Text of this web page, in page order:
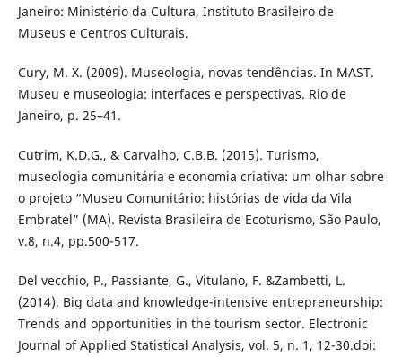
Janeiro: Ministério da Cultura, Instituto Brasileiro de
Museus e Centros Culturais.
Cury, M. X. (2009). Museologia, novas tendências. In MAST.
Museu e museologia: interfaces e perspectivas. Rio de
Janeiro, p. 25–41.
Cutrim, K.D.G., & Carvalho, C.B.B. (2015). Turismo,
museologia comunitária e economia criativa: um olhar sobre
o projeto “Museu Comunitário: histórias de vida da Vila
Embratel” (MA). Revista Brasileira de Ecoturismo, São Paulo,
v.8, n.4, pp.500-517.
Del vecchio, P., Passiante, G., Vitulano, F. &Zambetti, L.
(2014). Big data and knowledge-intensive entrepreneurship:
Trends and opportunities in the tourism sector. Electronic
Journal of Applied Statistical Analysis, vol. 5, n. 1, 12-30.doi: